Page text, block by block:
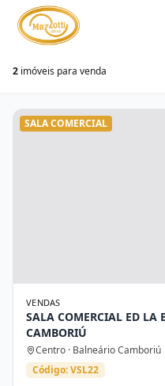
2 imóveis para venda
SALA COMERCIAL
VENDAS
SALA COMERCIAL ED LA
CAMBORIÚ
Centro · Balneário Camboriú
Código: VSL22